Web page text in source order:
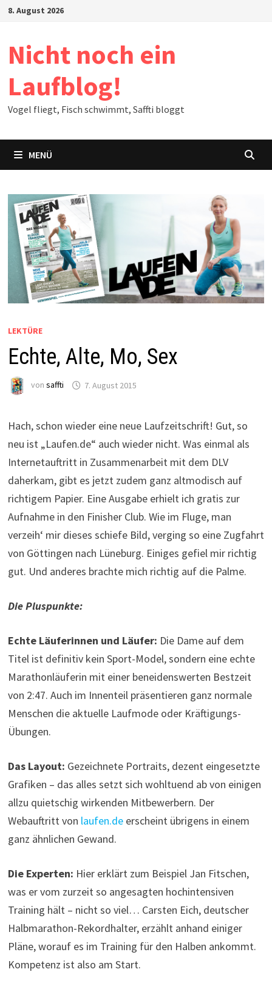
Zum8. August 2026
Nicht noch ein
Laufblog!
Vogel fliegt, Fisch schwimmt, Saffti bloggt
MENÜ
LEKTÜRE
Echte, Alte, Mo, Sex
von saffti 7. August 2015
Hach, schon wieder eine neue Laufzeitschrift! Gut, so
neu ist „Laufen.de“ auch wieder nicht. Was einmal als
Internetauftritt in Zusammenarbeit mit dem DLV
daherkam, gibt es jetzt zudem ganz altmodisch auf
richtigem Papier. Eine Ausgabe erhielt ich gratis zur
Aufnahme in den Finisher Club. Wie im Fluge, man
verzeih‘ mir dieses schiefe Bild, verging so eine Zugfahrt
von Göttingen nach Lüneburg. Einiges gefiel mir richtig
gut. Und anderes brachte mich richtig auf die Palme.
Die Pluspunkte:
Echte Läuferinnen und Läufer: Die Dame auf dem
Titel ist definitiv kein Sport-Model, sondern eine echte
Marathonläuferin mit einer beneidenswerten Bestzeit
von 2:47. Auch im Innenteil präsentieren ganz normale
Menschen die aktuelle Laufmode oder Kräftigungs-
Übungen.
Das Layout: Gezeichnete Portraits, dezent eingesetzte
Grafiken – das alles setzt sich wohltuend ab von einigen
allzu quietschig wirkenden Mitbewerbern. Der
Webauftritt von laufen.deerscheint übrigens in einem
ganz ähnlichen Gewand.
Die Experten: Hier erklärt zum Beispiel Jan Fitschen,
was er vom zurzeit so angesagten hochintensiven
Training hält – nicht so viel… Carsten Eich, deutscher
Halbmarathon-Rekordhalter, erzählt anhand einiger
Pläne, worauf es im Training für den Halben ankommt.
Kompetenz ist also am Start.